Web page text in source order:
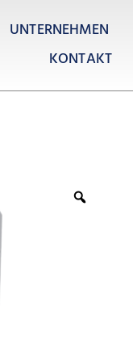
UNTERNEHMEN
KONTAKT